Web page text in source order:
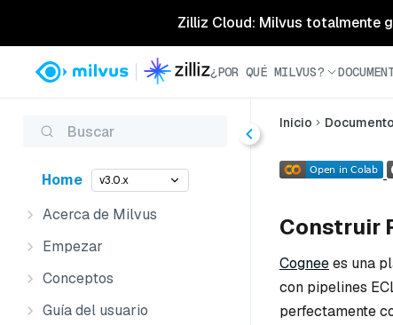
Zilliz Cloud: Milvus totalmente
¿POR QUÉ MILVUS?
Buscar
Home v3.0.x
Acerca de Milvus
Empezar
Conceptos
Guía del usuario
Inicio
Construir
Cogneees una
con pipelines
perfectamente